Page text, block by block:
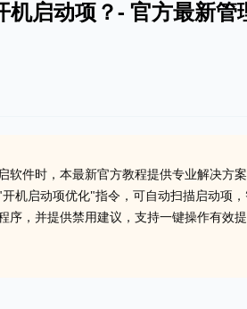
启动项？- 官方最新管
软件时，本最新官方教程提供专业解决方
机启动项优化"指令，可自动扫描启动项
序，并提供禁用建议，支持一键操作有效